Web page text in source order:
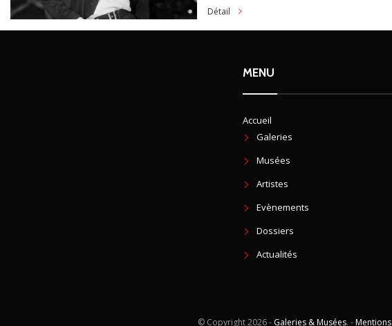
Détail
MENU
Accueil
Galeries
Musées
Artistes
Evènements
Dossiers
Actualités
© Copyright2026 - Galeries & Musées. -